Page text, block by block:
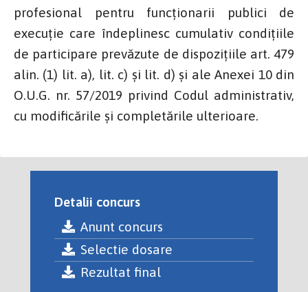
profesional pentru funcționarii publici de
execuție care îndeplinesc cumulativ condițiile
de participare prevăzute de dispozițiile art. 479
alin. (1) lit. a), lit. c) și lit. d) și ale Anexei 10 din
O.U.G. nr. 57/2019 privind Codul administrativ,
cu modificările și completările ulterioare.
Detalii concurs
Anunt concurs
Selectie dosare
Rezultat final